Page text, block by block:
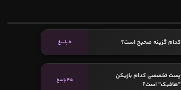
کدام گزینه صحیح است؟ 5 پاسخ
پست تخصصی کدام بازیکن
"هافبک" است؟
45 پاسخ